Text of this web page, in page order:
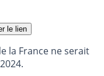
le lien
la France ne serait